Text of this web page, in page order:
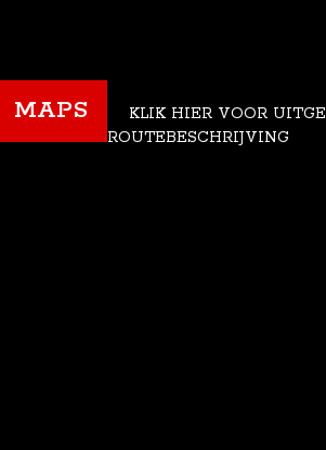
MAPS
KLIK HIER VOOR
ROUTEBESCHRIJVING